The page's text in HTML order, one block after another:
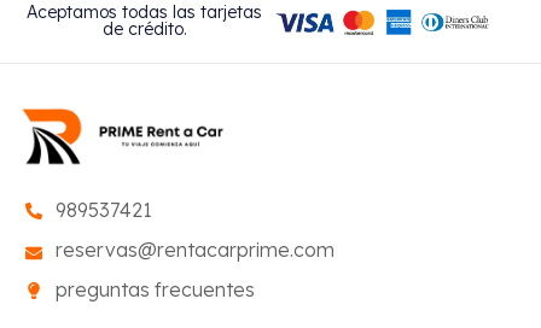
Aceptamos todas las tarjetas
de crédito.
989537421
reservas@rentacarprime.com
preguntas frecuentes